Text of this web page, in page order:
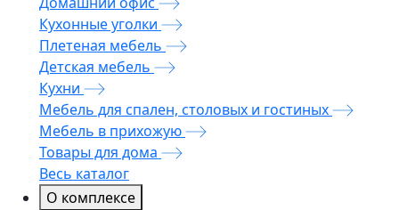
Кухонные уголки
Плетеная мебель
Детская мебель
Кухни
Мебель для спален, столовых и гостиных
Мебель в прихожую
Товары для дома
Весь каталог
О комплексе